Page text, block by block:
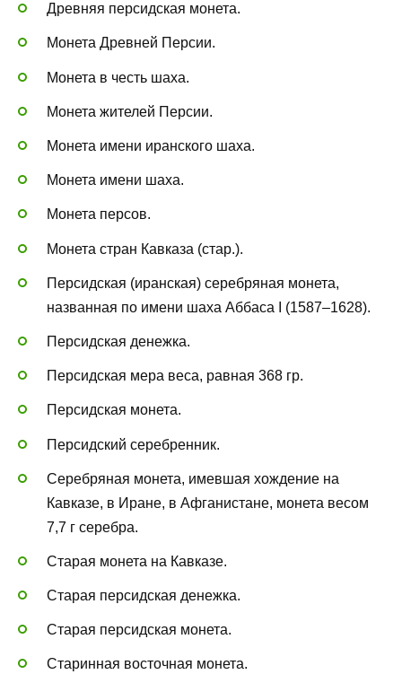
Древняя персидская монета.
Монета Древней Персии.
Монета в честь шаха.
Монета жителей Персии.
Монета имени иранского шаха.
Монета имени шаха.
Монета персов.
Монета стран Кавказа (стар.).
Персидская (иранская) серебряная монета,
названная по имени шаха Аббаса I (1587–1628).
Персидская денежка.
Персидская мера веса, равная 368 гр.
Персидская монета.
Персидский серебренник.
Серебряная монета, имевшая хождение на
Кавказе, в Иране, в Афганистане, монета весом
7,7 г серебра.
Старая монета на Кавказе.
Старая персидская денежка.
Старая персидская монета.
Старинная восточная монета.